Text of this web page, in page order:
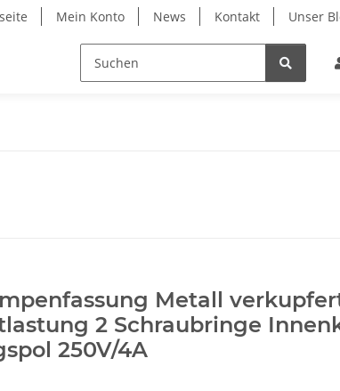
Mein Konto News Kontakt Unser
Metall
2 Schraubringe
250V/4A